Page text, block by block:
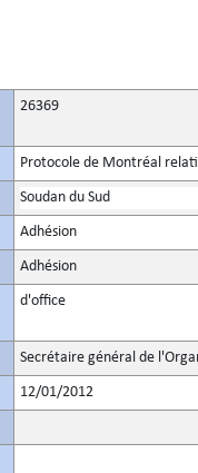
26369
Protocole de Montréal
Soudan du Sud
Adhésion
Adhésion
d'office
Secrétaire général de
12/01/2012